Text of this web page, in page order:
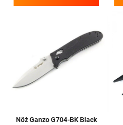
Nôž Ganzo G704-BK Black